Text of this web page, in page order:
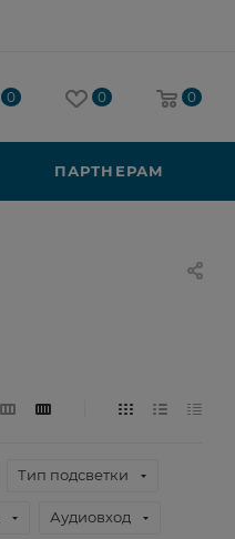
0 0 0
ПАРТНЕРАМ
Тип подсветки
Аудиовход